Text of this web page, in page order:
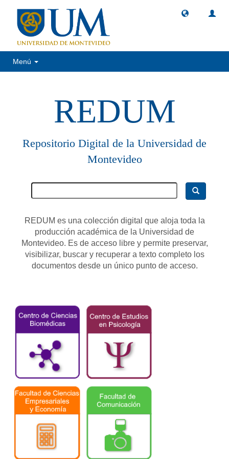
Menú
REDUM
Repositorio Digital de la Universidad de
Montevideo
REDUM es una colección digital que aloja toda la
producción académica de la Universidad de
Montevideo. Es de acceso libre y permite preservar,
visibilizar, buscar y recuperar a texto completo los
documentos desde un único punto de acceso.